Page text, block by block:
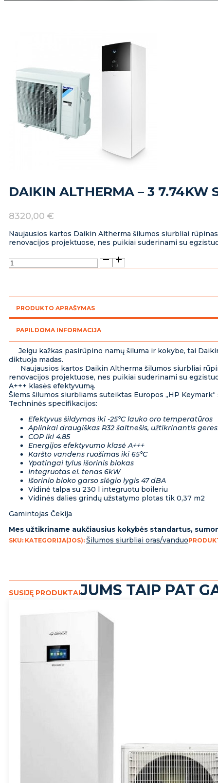
DAIKIN ALTHERMA – 3 7.74KW
8320,00 €
Naujausios kartos Daikin Altherma šilumos siurbliai
renovacijos projektuose, nes puikiai suderinami su
produkto
kiekis:
7.74kW
su
230l.
talpa
PRODUKTO APRAŠYMAS
PAPILDOMA INFORMACIJA
Jeigu kažkas pasirūpino namų šiluma ir kokybe, tai
diktuoja madas.
Naujausios kartos Daikin Altherma šilumos siurbliai
renovacijos projektuose, nes puikiai suderinami su
A+++ klasės efektyvumą.
Šiems šilumos siurbliams suteiktas Europos „HP
Techninės specifikacijos:
Efektyvus šildymas iki -25°C lauko oro temperatūros
Aplinkai draugiškas R32 šaltnešis, užtikrinantis
COP iki 4.85
Energijos efektyvumo klasė A+++
Karšto vandens ruošimas iki 65°C
Ypatingai tylus išorinis blokas
Integruotas el. tenas 6kW
Išorinio bloko garso slėgio lygis 47 dBA
Vidinė talpa su 230 l integruotu boileriu
Vidinės dalies grindų užstatymo plotas tik 0,37 m2
Gamintojas Čekija
Mes užtikriname aukčiausius kokybės standartus,
SKU: KATEGORIJA(JOS): Šilumos siurbliai oras/vanduo
SUSIJĘ PRODUKTAIJUMS TAIP PAT